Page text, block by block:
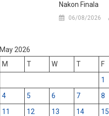
Nakon Finala
06/08/2026
May 2026
M
T W T F
1
4
5 6 7 8
11
12 13 14 15